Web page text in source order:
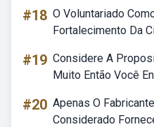
#18 O Voluntariado
Fortalecimento Da
#19 Considere A
Muito Então Você
#20 Apenas O
Considerado